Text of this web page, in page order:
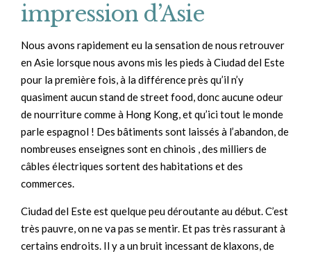
impression d’Asie
Nous avons rapidement eu la sensation de nous retrouver
en Asie lorsque nous avons mis les pieds à Ciudad del Este
pour la première fois, à la différence près qu’il n’y
quasiment aucun stand de street food, donc aucune odeur
de nourriture comme à Hong Kong, et qu’ici tout le monde
parle espagnol ! Des bâtiments sont laissés à l’abandon, de
nombreuses enseignes sont en chinois , des milliers de
câbles électriques sortent des habitations et des
commerces.
Ciudad del Este est quelque peu déroutante au début. C’est
très pauvre, on ne va pas se mentir. Et pas très rassurant à
certains endroits. Il y a un bruit incessant de klaxons, de